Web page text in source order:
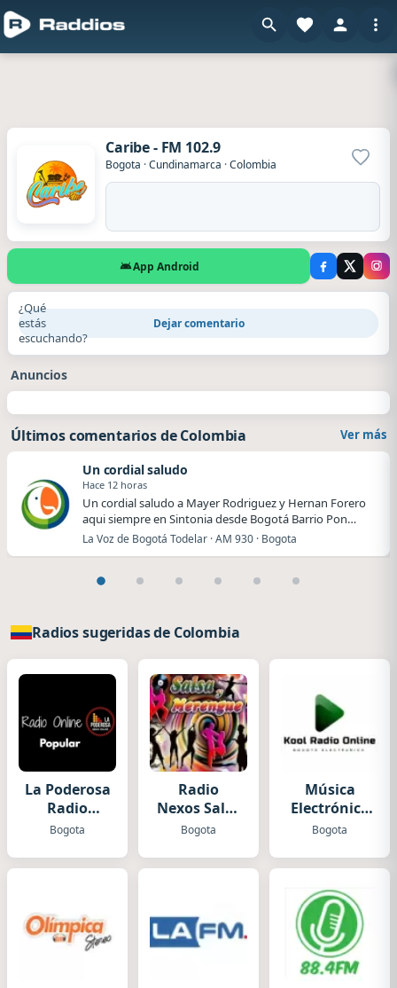
Caribe - FM 102.9
Bogota ·Cundinamarca ·Colombia
App Android
¿Qué
estás
escuchando?
Dejar comentario
Anuncios
Últimos comentarios de Colombia Ver más
Un cordial saludo
Hace 12 horas
Un cordial saludo a Mayer Rodriguez y Hernan Forero
aqui siempre en Sintonia desde Bogotá Barrio Pon…
La Voz de Bogotá Todelar · AM 930 · Bogota
Radios sugeridas de Colombia
La Poderosa
Radio
Popular
Bogota
Radio
Nexos Salsa
y Merengue
Bogota
Música
Electrónica
2025
Bogota